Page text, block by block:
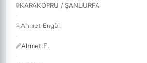
KARAKÖPRÜ / ŞANLIURFA
·
Ahmet Engül
·
Ahmet E.
·